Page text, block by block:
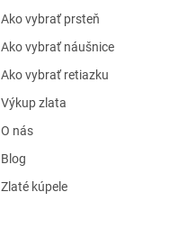
Ako vybrať prsteň
Ako vybrať náušnice
Ako vybrať retiazku
Výkup zlata
O nás
Blog
Zlaté kúpele